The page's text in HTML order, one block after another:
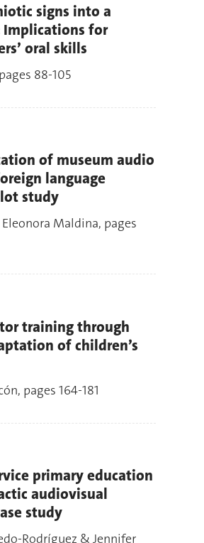
signs into a
for
oral skills
88-105
of museum audio
language
study
Maldina, pages
training through
of children’s
pages 164-181
primary education
audiovisual
study
Rodríguez & Jennifer